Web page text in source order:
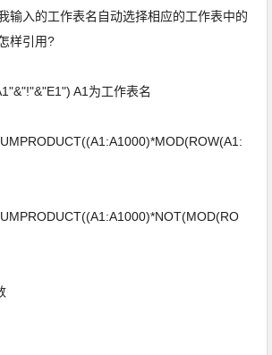
输入的工作表名自动选择相应的工作表中的
样引用?
A1为工作表名